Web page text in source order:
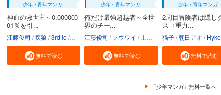
少年・青年マンガ
神血の救世主～0.000000
01％を引...
江藤俊司 疾狼 3rd Ie Studio No.9
無料で読む
少年・青年マンガ
俺だけ最強超越者～全世
界のチー...
江藤俊司 フウワイ 土田健太 3rd Ie maruco
無料で読む
少年・青年マンガ
2周目冒険者は隠し
ス〈重力...
猫子 朝日アオ
無料で読む
「少年マンガ」無料一覧へ